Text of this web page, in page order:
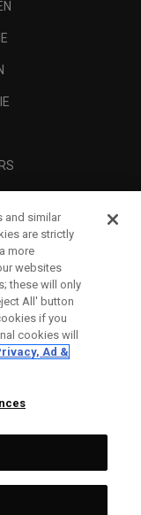
and similar
are strictly
more
websites
these will only
All' button
if you
cookies will
Ad &